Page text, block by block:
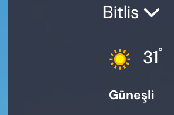
Bitlis
31°
Güneşli